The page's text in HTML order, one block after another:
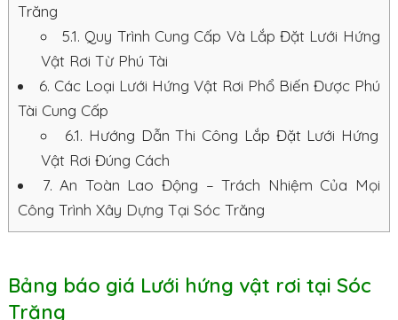
Trăng
5.1. Quy Trình Cung Cấp Và Lắp Đặt Lưới Hứng
Vật Rơi Từ Phú Tài
6. Các Loại Lưới Hứng Vật Rơi Phổ Biến Được Phú
Tài Cung Cấp
6.1. Hướng Dẫn Thi Công Lắp Đặt Lưới Hứng
Vật Rơi Đúng Cách
7. An Toàn Lao Động – Trách Nhiệm Của Mọi
Công Trình Xây Dựng Tại Sóc Trăng
Bảng báo giá Lưới hứng vật rơi tại Sóc
Trăng